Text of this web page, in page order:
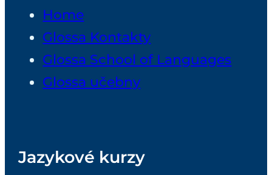
Home
Glossa Kontakty
Glossa School of Languages
Glossa učebny
Jazykové kurzy